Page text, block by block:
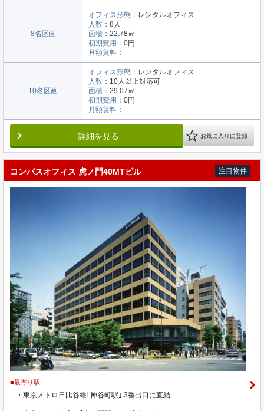
8名区画
オフィス形態： レンタルオフィス
人数： 8人
面積： 22.78㎡
初期費用： 0円
月額賃料：
10名区画
オフィス形態： レンタルオフィス
人数： 10人以上対応可
面積： 29.07㎡
初期費用： 0円
月額賃料：
詳細を見る お気に入りに登録
コンパスオフィス 虎ノ門40MTビル 注目物件
■最寄り駅
・東京メトロ日比谷線｢神谷町駅｣ 3番出口に直結